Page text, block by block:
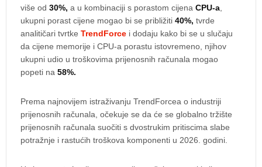
više od 30%, a u kombinaciji s porastom cijena CPU-a
ukupni porast cijene mogao bi se približiti 40%, tvrde
analitičari tvrtke TrendForce i dodaju kako bi se u slučaju
da cijene memorije i CPU-a porastu istovremeno, njihov
ukupni udio u troškovima prijenosnih računala mogao
popeti na 58%.
Prema najnovijem istraživanju TrendForcea o industriji
prijenosnih računala, očekuje se da će se globalno tržište
prijenosnih računala suočiti s dvostrukim pritiscima slabe
potražnje i rastućih troškova komponenti u 2026. godini.